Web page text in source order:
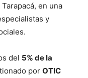
en una
y
del 5% de la
por OTIC